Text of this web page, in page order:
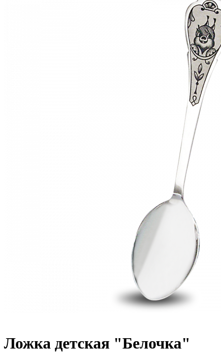
Ложка детская "Белочка"